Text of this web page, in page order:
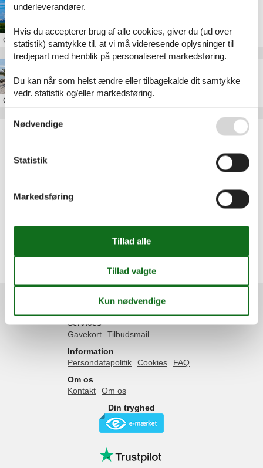
Sommerhus i Napstjært
Om Napstjært
Om Frederikshavn
Artikeltyper
Sommerhus
Alle
Frederikshavn
Napstjært
Services
Gavekort
Tilbudsmail
Information
Persondatapolitik
Cookies
FAQ
Om os
Kontakt
Om os
Din tryghed
underleverandører.
Hvis du accepterer brug af alle cookies, giver du (ud over
statistik) samtykke til, at vi må videresende oplysninger til
tredjepart med henblik på personaliseret markedsføring.
Du kan når som helst ændre eller tilbagekalde dit samtykke
vedr. statistik og/eller markedsføring.
Nødvendige
Statistik
Markedsføring